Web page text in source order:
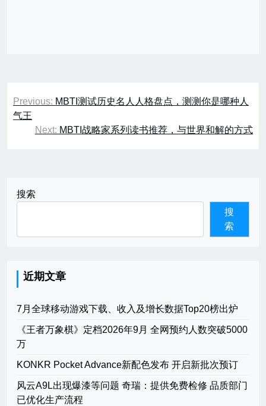
文
章
Previous: MBTI测试历史名人人格盘点，测测你是哪种人
气王
Next: MBTI战略家系列读书推荐，与世界和解的方式
搜索
搜
索
近期文章
7月全球移动游戏下载、收入及增长数据Top20榜出炉
《王者万象棋》定档2026年9月 全网预约人数突破5000
万
KONKR Pocket Advance新配色发布 开启新批次预订
风云A9L出现爆漆等问题 奇瑞：提供免费检修 品质部门
已优化生产流程